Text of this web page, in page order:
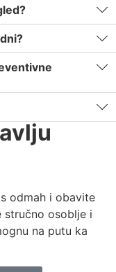
odmah i obavite
stručno osoblje i
na putu ka